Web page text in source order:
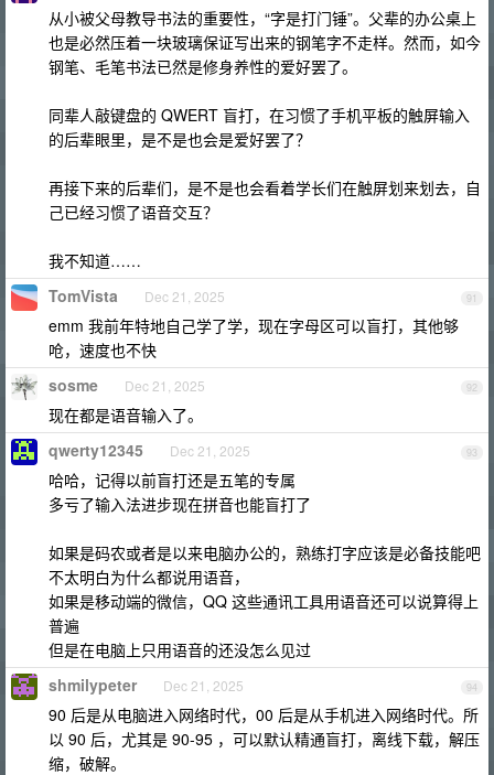
从小被父母教导书法的重要性，“字是打门锤”。父辈的办公桌上
也是必然压着一块玻璃保证写出来的钢笔字不走样。然而，如今
钢笔、毛笔书法已然是修身养性的爱好罢了。
同辈人敲键盘的 QWERT 盲打，在习惯了手机平板的触屏输入
的后辈眼里，是不是也会是爱好罢了？
再接下来的后辈们，是不是也会看着学长们在触屏划来划去，自
己已经习惯了语音交互？
我不知道……
91
TomVista Dec 21, 2025
emm 我前年特地自己学了学，现在字母区可以盲打，其他够
呛，速度也不快
92
sosme Dec 21, 2025
现在都是语音输入了。
93
qwerty12345 Dec 21, 2025
哈哈，记得以前盲打还是五笔的专属
多亏了输入法进步现在拼音也能盲打了
如果是码农或者是以来电脑办公的，熟练打字应该是必备技能吧
不太明白为什么都说用语音，
如果是移动端的微信，QQ 这些通讯工具用语音还可以说算得上
普遍
但是在电脑上只用语音的还没怎么见过
94
shmilypeter Dec 21, 2025
90 后是从电脑进入网络时代，00 后是从手机进入网络时代。所
以 90 后，尤其是 90-95 ，可以默认精通盲打，离线下载，解压
缩，破解。